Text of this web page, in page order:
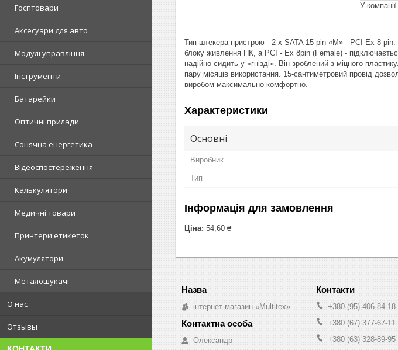
Госптовари
Аксесуари для авто
Модулі управління
Інструменти
Батарейки
Оптичні прилади
Сонячна енергетика
Відеоспостереження
Калькулятори
Медичні товари
Принтери етикеток
Акумулятори
Металошукачі
О нас
Отзывы
У
Тип штекера пристрою - 2 x SATA 15 pin «M» - PCI-Ex 8
блоку живлення ПК, а PCI - Ex 8pin (Female) -
надійно сидить у «гнізді». Він зроблений з міцного
пару місяців використання. 15-сантиметровий провід
виробом максимально комфортно.
Характеристики
Основні
Виробник
Тип
Інформація для замовлення
Ціна: 54,60 ₴
інтернет-магазин «Multitex»
Олександр
+380 (95) 406-84-18
+380 (67) 377-67-11
+380 (63) 328-89-95